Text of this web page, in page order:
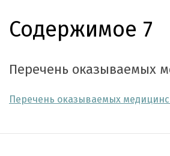
Содержимое 7
Перечень оказываемых
Перечень оказываемых